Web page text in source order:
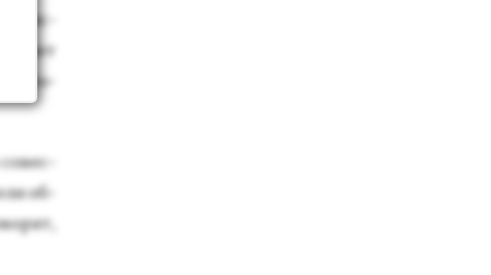
ис­
ук­ро­
об­